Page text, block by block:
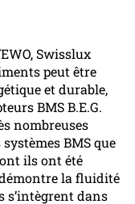
Swisslux
peut être
et durable,
BMS B.E.G.
nombreuses
BMS que
ils ont été
la fluidité
s’intègrent dans